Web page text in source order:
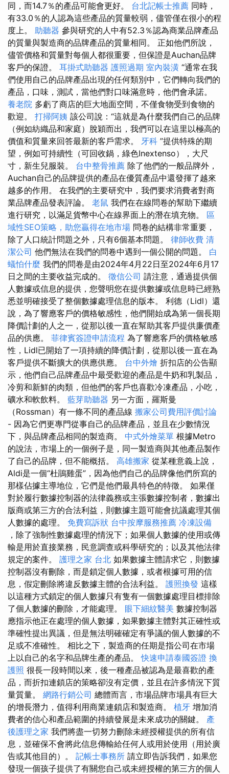
同，而14.7％的產品可能會更好。 台北記帳士推薦 同時，
有33.0％的人認為這些產品的質量較弱，儘管僅在很小的程
度上。 助聽器 參與研究的人中有52.3％認為商業品牌產品
的質量與製造商的品牌產品的質量相同。 正如他們所說，
儘管價格和質量對每個人都很重要，但保證是Auchan品牌
客戶的保證。 耳掛式助聽器 護照過期 室內裝潢 “通常在我
們使用自己的品牌產品出現的任何類別中，它們轉向我們的
產品，口味，測試，當他們對口味滿意時，他們會承諾。
養老院 多虧了商店的巨大地面空間，不僅食物受到食物的
歡迎。 打掃阿姨 該公司說：“這就是為什麼我們自己的品牌
（例如紡織品和家庭）脫穎而出，我們可以在這里以極高的
價值和質量來回答最新的客戶需求。 牙科 ”提供特殊的期
望，例如可持續性（可回收鍋，綠色Inextenso），大尺
寸，新生兒服裝。 台中整骨推薦 除了他們的一般品牌外，
Auchan自己的品牌提供的產品在優質產品中還發揮了越來
越多的作用。 在我們的主要研究中，我們要求消費者對商
業品牌產品發表評論。 老鼠 我們在在線問卷的幫助下繼續
進行研究，以滿足貨幣中心在線界面上的潛在填充物。 區
域性SEO策略，助您贏得在地市場 問卷的結構非常重要，
除了人口統計問題之外，只有6個基本問題。 律師收費 清
潔公司 他們無法在我們的問卷中遇到一個公開的問題。 白
蟻怕什麼 我們的問卷是由2024年4月22日至2024年6月17
日之間的主要收益完成的。 徵信公司 請注意，通過提供個
人數據或信息的提供，您聲明您在提供數據或信息時已經熟
悉並明確接受了整個數據處理信息的版本。 利德（Lidl）還
說，為了響應客戶的價格敏感性，他們開始成為第一個長期
降價計劃的人之一，從那以後一直在幫助其客戶提供廉價產
品的供應。 菲律賓簽證申請流程 為了響應客戶的價格敏感
性，Lidl已開始了一項持續的降價計劃，從那以後一直在為
客戶提供不斷擴大的供應供應。 台中外燴 折扣店的公告顯
示，他們自己品牌產品中最受歡迎的產品是牛奶和乳製品，
冷剪和新鮮的肉類，但他們的客戶也喜歡冷凍產品，小吃，
礦水和軟飲料。 藍芽助聽器 另一方面，羅斯曼
（Rossman）有一條不同的產品線 搬家公司費用評價討論
- 因為它們更專門從事自己的品牌產品，並且在少數情況
下，與品牌產品相同的製造商。 中式外燴菜單 根據Metro
的說法，市場上的一個例子是，同一製造商與其他產品製作
了自己的品牌，但不能概括。 高雄搬家 從某種意義上說，
Aldi是一個“杜鵑雞蛋”，因為他們自己的品牌像他們所寫的
那樣佔據主導地位，它們是他們最具特色的特徵。 如果僅
對於履行數據控制器的法律義務或主張數據控制者，數據出
版商或第三方的合法利益，則數據主題可能會抗議處理其個
人數據的處理。 免費寫訴狀 台中按摩服務推薦 冷凍設備
，除了強制性數據處理的情況下；如果個人數據的使用或傳
輸是用於直接業務，民意調查或科學研究的；以及其他法律
規定的案件。 護理之家 台北 如果數據主體請求它，則數據
控制器沒有刪除，而是鎖定個人數據，或者根據可用的信
息，假定刪除將違反數據主體的合法利益。 護照換發 這樣
以這種方式鎖定的個人數據只有隻有一個數據處理目標排除
了個人數據的刪除，才能處理。 眼下細紋醫美 數據控制器
應指示他正在處理的個人數據，如果數據主體對其正確性或
準確性提出異議，但是無法明確確定有爭議的個人數據的不
足或不准確性。 相比之下，製造商的任期是指公司在市場
上以自己的名字和品牌生產的產品。快速申請泰國簽證 換
護照 很長一段時間以來，後一種產品被認為是最喜歡的產
品，而折扣連鎖店的策略卻沒有定價，並且在許多情況下質
量質量。 網路行銷公司 總體而言，市場品牌市場具有巨大
的增長潛力，值得利用商業連鎖店和製造商。 植牙 增加消
費者的信心和產品範圍的持續發展是未來成功的關鍵。 產
後護理之家 我們將盡一切努力刪除未經授權提供的所有信
息，並確保不會將此信息傳輸給任何人或用於使用（用於廣
告或其他目的）。 記帳士事務所 請立即告訴我們，如果您
發現一個孩子提供了有關您自己或未經授權的第三方的個人